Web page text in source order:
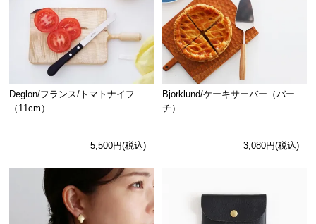
Deglon/フランス/トマトナイフ
（11cm）
5,500円(税込)
Bjorklund/ケーキサーバー（バー
チ）
3,080円(税込)